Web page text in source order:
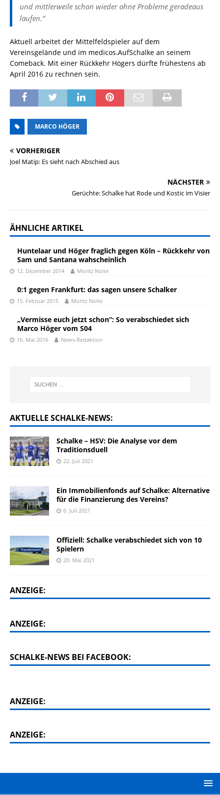
und mittlerweile schon wieder ohne Probleme geradeaus
laufen.“
Aktuell arbeitet der Mittelfeldspieler auf dem
Vereinsgelände und im medicos.AufSchalke an seinem
Comeback. Mit einer Rückkehr Högers dürfte frühestens ab
April 2016 zu rechnen sein.
MARCO HÖGER
VORHERIGER
Joel Matip: Es sieht nach Abschied aus
NÄCHSTER
Gerüchte: Schalke hat Rode und Kostic im Visier
ÄHNLICHE ARTIKEL
Huntelaar und Höger fraglich gegen Köln – Rückkehr von
Sam und Santana wahscheinlich
12. Dezember 2014 Moritz Nolte
0:1 gegen Frankfurt: das sagen unsere Schalker
15. Februar 2015 Moritz Nolte
„Vermisse euch jetzt schon“: So verabschiedet sich
Marco Höger vom S04
16. Mai 2016 News-Redaktion
AKTUELLE SCHALKE-NEWS:
Schalke – HSV: Die Analyse vor dem
Traditionsduell
22. Juli 2021
Ein Immobilienfonds auf Schalke: Alternative
für die Finanzierung des Vereins?
6. Juli 2021
Offiziell: Schalke verabschiedet sich von 10
Spielern
20. Mai 2021
ANZEIGE:
ANZEIGE:
SCHALKE-NEWS BEI FACEBOOK:
ANZEIGE:
ANZEIGE: